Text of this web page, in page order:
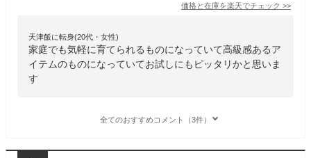
価格と在庫を楽天でチェック >>
天津飯に転身(20代・女性)
家庭でも気軽に育てられるものになっていて高級感あるア
イテムのものになっていてお試しにもピッタリかと思いま
す
全てのおすすめコメント（3件）